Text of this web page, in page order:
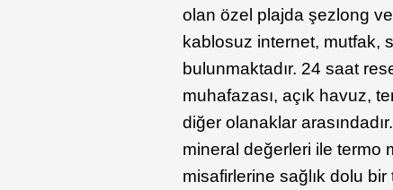
olan özel plajda şezlong
kablosuz internet, mutfak,
bulunmaktadır. 24 saat
muhafazası, açık havuz,
diğer olanaklar
mineral değerleri ile termo
misafirlerine sağlık dolu